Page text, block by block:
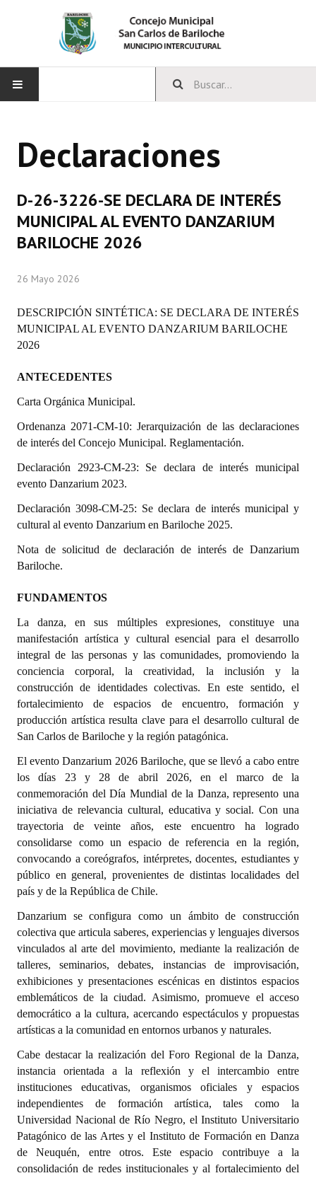
CONCEJO
Integrantes del Concejo
Comisiones Permanentes
Comisiones Especiales
Concejales Mandato Cumplido
Programas
Constitución Nacional
Constitución Provincial
Reglamento Interno
Digesto
DOCUMENTOS
Informes de Gestión
Proyectos Presentados
Dictámenes Asesoría Letrada
Actas de Sesión
Informes de Unidad Coordinadora
Actas de Audiencias Públicas
NORMATIVA
Comunicaciones
Declaraciones
Resoluciones
Resoluciones de Presidencia
INSTITUCIONAL
Antiguos Pobladores
Noticias Destacadas
Registros y Distinciones
Premio al Mérito - Registro
Audiencias Públicas - Registro
Mujeres que Dejaron Huellas - Registro
Declaraciones
D-26-3226-SE DECLARA DE INTERÉS
MUNICIPAL AL EVENTO DANZARIUM
BARILOCHE 2026
26 Mayo 2026
DESCRIPCIÓN SINTÉTICA: SE DECLARA DE INTERÉS
MUNICIPAL AL EVENTO DANZARIUM BARILOCHE
2026
ANTECEDENTES
Carta Orgánica Municipal.
Ordenanza 2071-CM-10: Jerarquización de las declaraciones
de interés del Concejo Municipal. Reglamentación.
Declaración 2923-CM-23: Se declara de interés municipal
evento Danzarium 2023.
Declaración 3098-CM-25: Se declara de interés municipal y
cultural al evento Danzarium en Bariloche 2025.
Nota de solicitud de declaración de interés de Danzarium
Bariloche.
FUNDAMENTOS
La danza, en sus múltiples expresiones, constituye una
manifestación artística y cultural esencial para el desarrollo
integral de las personas y las comunidades, promoviendo la
conciencia corporal, la creatividad, la inclusión y la
construcción de identidades colectivas. En este sentido, el
fortalecimiento de espacios de encuentro, formación y
producción artística resulta clave para el desarrollo cultural de
San Carlos de Bariloche y la región patagónica.
El evento Danzarium 2026 Bariloche, que se llevó a cabo entre
los días 23 y 28 de abril 2026, en el marco de la
conmemoración del Día Mundial de la Danza, represento una
iniciativa de relevancia cultural, educativa y social. Con una
trayectoria de veinte años, este encuentro ha logrado
consolidarse como un espacio de referencia en la región,
convocando a coreógrafos, intérpretes, docentes, estudiantes y
público en general, provenientes de distintas localidades del
país y de la República de Chile.
Danzarium se configura como un ámbito de construcción
colectiva que articula saberes, experiencias y lenguajes diversos
vinculados al arte del movimiento, mediante la realización de
talleres, seminarios, debates, instancias de improvisación,
exhibiciones y presentaciones escénicas en distintos espacios
emblemáticos de la ciudad. Asimismo, promueve el acceso
democrático a la cultura, acercando espectáculos y propuestas
artísticas a la comunidad en entornos urbanos y naturales.
Cabe destacar la realización del Foro Regional de la Danza,
instancia orientada a la reflexión y el intercambio entre
instituciones educativas, organismos oficiales y espacios
independientes de formación artística, tales como la
Universidad Nacional de Río Negro, el Instituto Universitario
Patagónico de las Artes y el Instituto de Formación en Danza
de Neuquén, entre otros. Este espacio contribuye a la
consolidación de redes institucionales y al fortalecimiento del